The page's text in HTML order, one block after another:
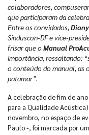
colaboradores,
que participaram da
Entre os convidados,
Sinduscon-DF e vice-
frisar que o Manual
importância, ressaltando:
o conteúdo do manual, as
patamar”.
A celebração de fim de
para a Qualidade
novembro, no espaço de
Paulo -, foi marcada por